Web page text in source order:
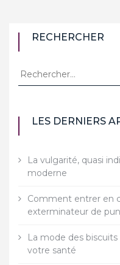
RECHERCHER
Rechercher :
LES DERNIERS
La vulgarité, quasi
moderne
Comment entrer en
exterminateur de
La mode des
votre santé